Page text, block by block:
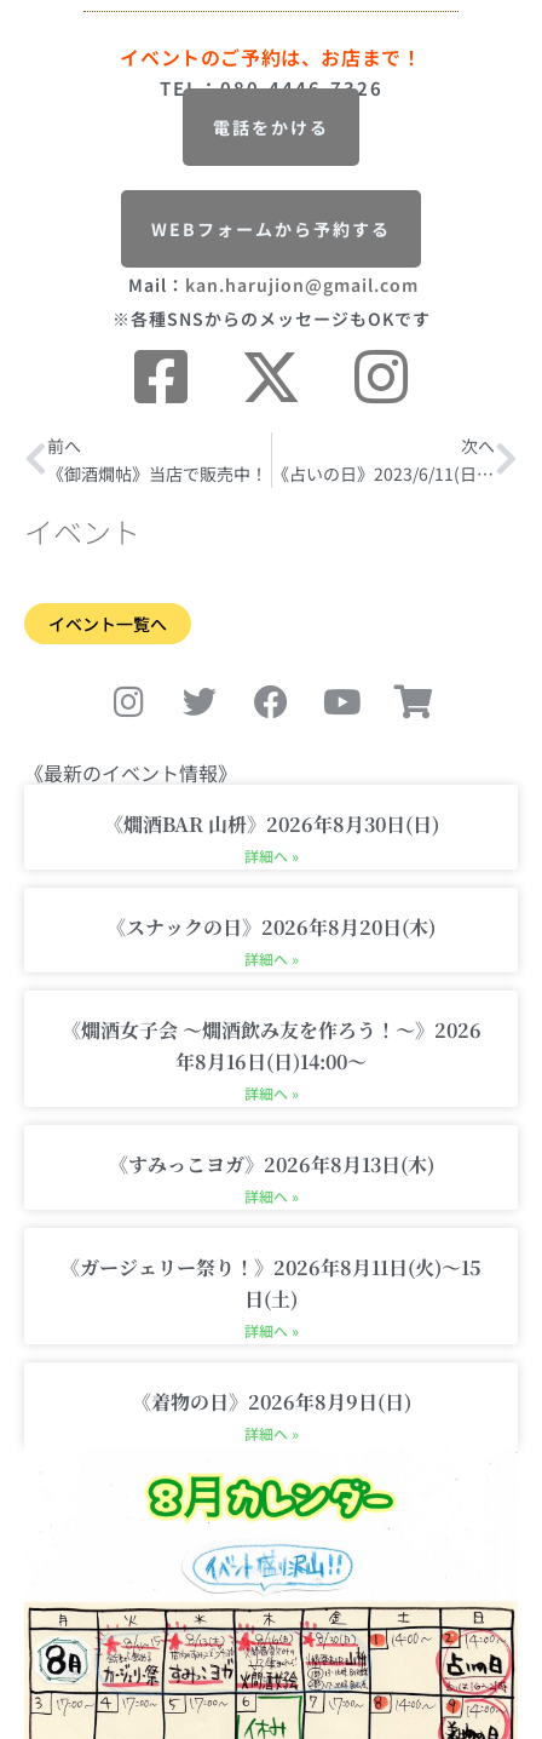
イベントのご予約は、お店まで！
TEL：080-4446-7326
電話をかける
WEBフォームから予約する
Mail： kan.harujion@gmail.com
※各種SNSからのメッセージもOKです
Prev
前へ
《御酒燗帖》当店で販売中！
次へ
《占いの日》2023/6/11(日)開催
イベント
イベント一覧へ
I
n
s
t
a
g
m
w
i
t
t
e
a
c
o
o
o
u
b
h
o
i
-
r
《最新のイベント情報》
《燗酒BAR 山枡》2026年8月30日(日)
詳細へ »
《スナックの日》2026年8月20日(木)
詳細へ »
《燗酒女子会 〜燗酒飲み友を作ろう！〜》2026
年8月16日(日)14:00〜
詳細へ »
《すみっこヨガ》2026年8月13日(木)
詳細へ »
《ガージェリー祭り！》2026年8月11日(火)〜15
日(土)
詳細へ »
《着物の日》2026年8月9日(日)
詳細へ »